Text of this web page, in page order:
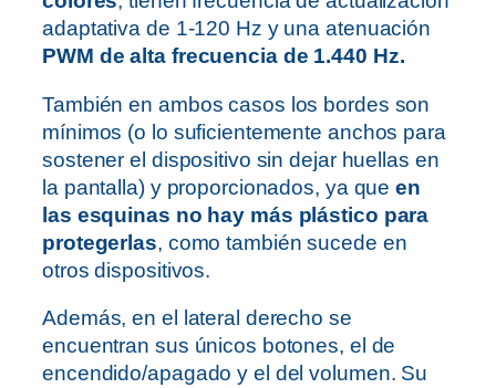
adaptativa de 1-120 Hz y una atenuación
PWM de alta frecuencia de 1.440 Hz.
También en ambos casos los bordes son
mínimos (o lo suficientemente anchos para
sostener el dispositivo sin dejar huellas en
la pantalla) y proporcionados, ya queen
las esquinas no hay más plástico para
protegerlas, como también sucede en
otros dispositivos.
Además, en el lateral derecho se
encuentran sus únicos botones, el de
encendido/apagado y el del volumen. Su